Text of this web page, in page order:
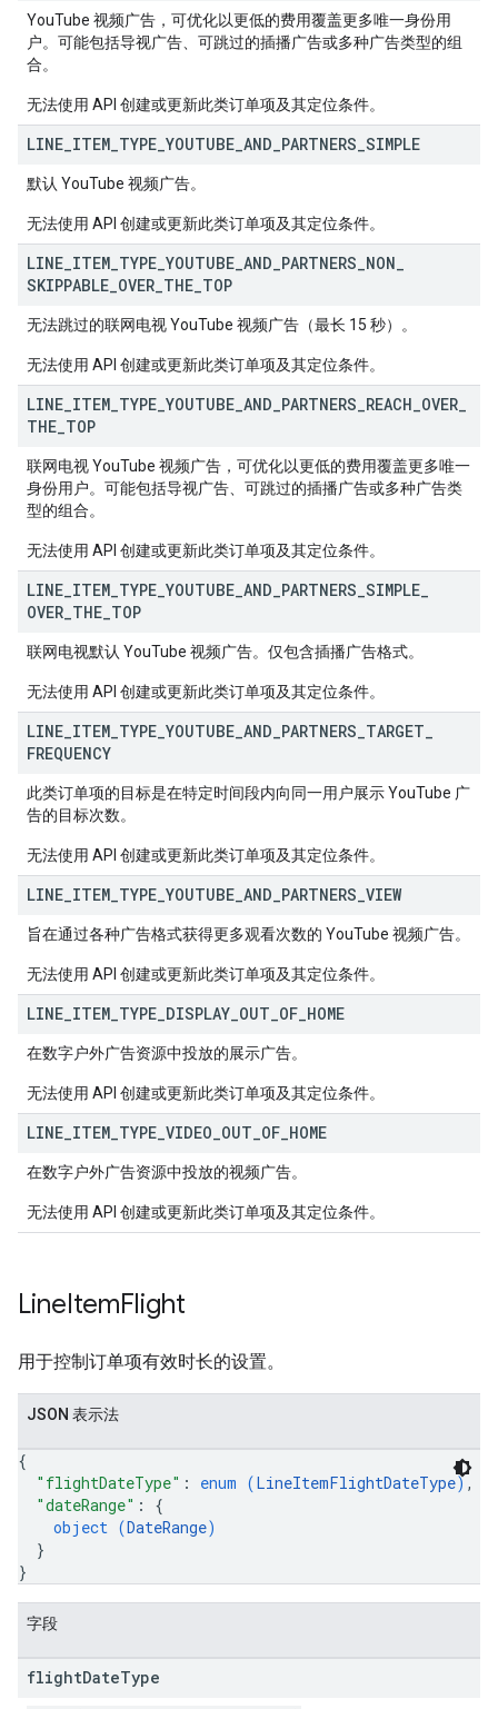
YouTube 视频广告，可优化以更低的费用覆盖更多唯一身份用
户。可能包括导视广告、可跳过的插播广告或多种广告类型的组
合。
无法使用 API 创建或更新此类订单项及其定位条件。
LINE ITEM TYPE YOUTUBE AND PARTNERS SIMPLE
默认 YouTube 视频广告。
无法使用 API 创建或更新此类订单项及其定位条件。
LINE ITEM TYPE YOUTUBE AND PARTNERS NON
SKIPPABLE OVER THE TOP
无法跳过的联网电视 YouTube 视频广告（最长 15 秒）。
无法使用 API 创建或更新此类订单项及其定位条件。
LINE ITEM TYPE YOUTUBE AND PARTNERS REACH OVER
THE TOP
联网电视 YouTube 视频广告，可优化以更低的费用覆盖更多唯一
身份用户。可能包括导视广告、可跳过的插播广告或多种广告类
型的组合。
无法使用 API 创建或更新此类订单项及其定位条件。
LINE ITEM TYPE YOUTUBE AND PARTNERS SIMPLE
OVER THE TOP
联网电视默认 YouTube 视频广告。仅包含插播广告格式。
无法使用 API 创建或更新此类订单项及其定位条件。
LINE ITEM TYPE YOUTUBE AND PARTNERS TARGET
FREQUENCY
此类订单项的目标是在特定时间段内向同一用户展示 YouTube 广
告的目标次数。
无法使用 API 创建或更新此类订单项及其定位条件。
LINE ITEM TYPE YOUTUBE AND PARTNERS VIEW
旨在通过各种广告格式获得更多观看次数的 YouTube 视频广告。
无法使用 API 创建或更新此类订单项及其定位条件。
LINE ITEM TYPE DISPLAY OUT OF HOME
在数字户外广告资源中投放的展示广告。
无法使用 API 创建或更新此类订单项及其定位条件。
LINE ITEM TYPE VIDEO OUT OF HOME
在数字户外广告资源中投放的视频广告。
无法使用 API 创建或更新此类订单项及其定位条件。
LineItemFlight
用于控制订单项有效时长的设置。
JSON 表示法
{
"flightDateType" : enum (LineItemFlightDateType),
"dateRange" : {
object (DateRange)
}
}
字段
flightDateType